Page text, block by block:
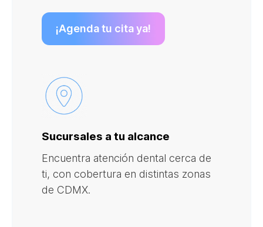
¡Agenda tu cita ya!
Sucursales a tu alcance
Encuentra atención dental cerca de
ti, con cobertura en distintas zonas
de CDMX.